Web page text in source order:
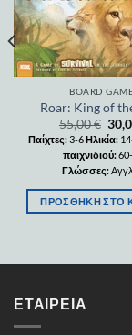
BOARD
Roar: King of
55,00€
Παίχτες:3-6Ηλικία:
παιχνιδιού:
Γλώσσες:
ΠΡΟΣΘΉΚΗ ΣΤΟ
ΕΤΑΙΡΕΊΑ